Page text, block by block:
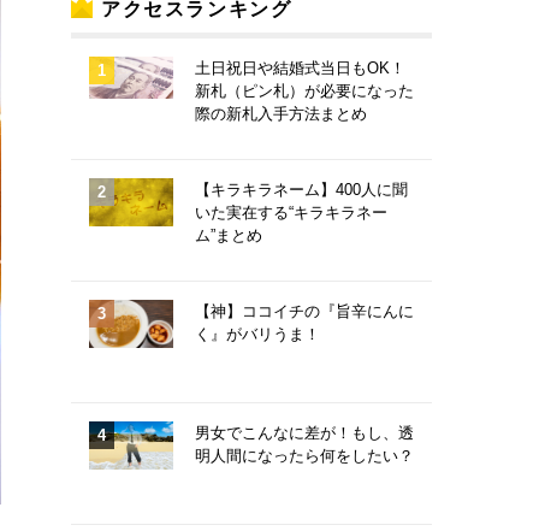
アクセスランキング
土日祝日や結婚式当日もOK！
新札（ピン札）が必要になった
際の新札入手方法まとめ
【キラキラネーム】400人に聞
いた実在する“キラキラネー
ム”まとめ
【神】ココイチの『旨辛にんに
く』がバリうま！
男女でこんなに差が！もし、透
明人間になったら何をしたい？